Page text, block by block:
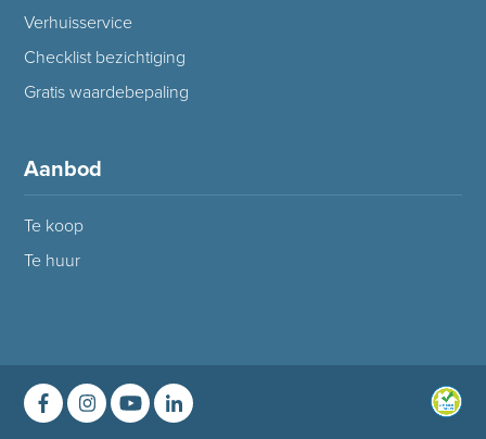
Verhuisservice
Checklist bezichtiging
Gratis waardebepaling
Aanbod
Te koop
Te huur